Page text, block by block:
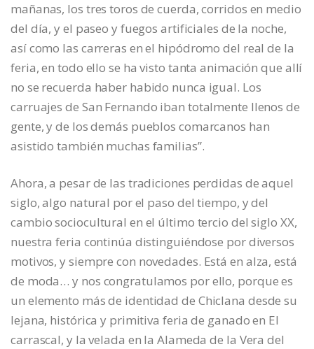
mañanas, los tres toros de cuerda, corridos en medio
del día, y el paseo y fuegos artificiales de la noche,
así como las carreras en el hipódromo del real de la
feria, en todo ello se ha visto tanta animación que allí
no se recuerda haber habido nunca igual. Los
carruajes de San Fernando iban totalmente llenos de
gente, y de los demás pueblos comarcanos han
asistido también muchas familias”.
Ahora, a pesar de las tradiciones perdidas de aquel
siglo, algo natural por el paso del tiempo, y del
cambio sociocultural en el último tercio del siglo XX,
nuestra feria continúa distinguiéndose por diversos
motivos, y siempre con novedades. Está en alza, está
de moda… y nos congratulamos por ello, porque es
un elemento más de identidad de Chiclana desde su
lejana, histórica y primitiva feria de ganado en El
carrascal, y la velada en la Alameda de la Vera del